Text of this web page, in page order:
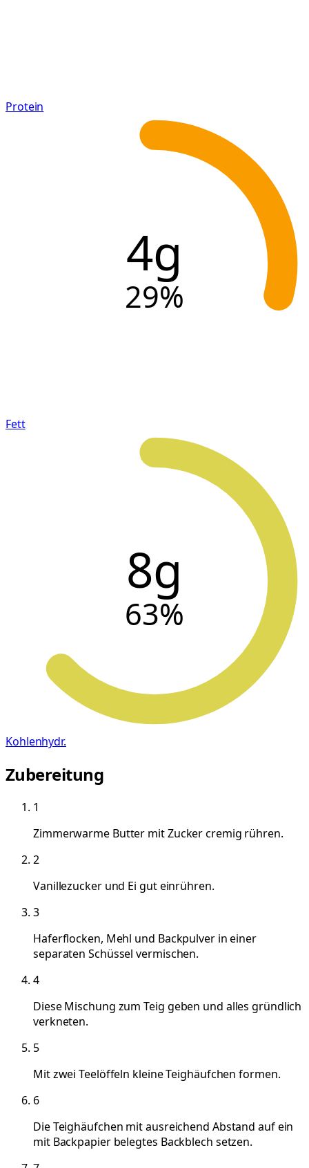
Protein
4g
29%
Fett
8g
63%
Kohlenhydr.
Zubereitung
1
Zimmerwarme Butter mit Zucker cremig rühren.
2
Vanillezucker und Ei gut einrühren.
3
Haferflocken, Mehl und Backpulver in einer
separaten Schüssel vermischen.
4
Diese Mischung zum Teig geben und alles gründlich
verkneten.
5
Mit zwei Teelöffeln kleine Teighäufchen formen.
6
Die Teighäufchen mit ausreichend Abstand auf ein
mit Backpapier belegtes Backblech setzen.